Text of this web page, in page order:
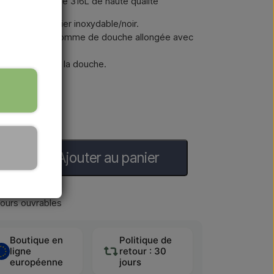
Nera en acier inoxydable/noir.
à main, pomme de douche allongée avec
le fond de la douche.
Ajouter au panier
ouvrables
Boutique en
ligne
européenne
Politique de
retour : 30
jours